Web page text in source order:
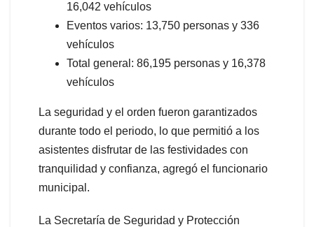
16,042 vehículos
Eventos varios: 13,750 personas y 336
vehículos
Total general: 86,195 personas y 16,378
vehículos
La seguridad y el orden fueron garantizados
durante todo el periodo, lo que permitió a los
asistentes disfrutar de las festividades con
tranquilidad y confianza, agregó el funcionario
municipal.
La Secretaría de Seguridad y Protección